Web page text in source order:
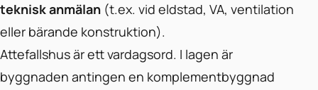
teknisk anmälan (t.ex. vid eldstad, VA, ventilation
eller bärande konstruktion).
Attefallshus är ett vardagsord. I lagen är
byggnaden antingen en komplementbyggnad